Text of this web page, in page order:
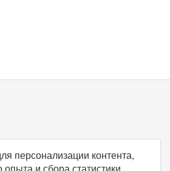
персонализации контента,